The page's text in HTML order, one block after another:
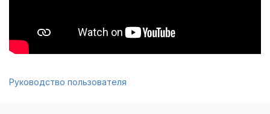
Руководство пользователя